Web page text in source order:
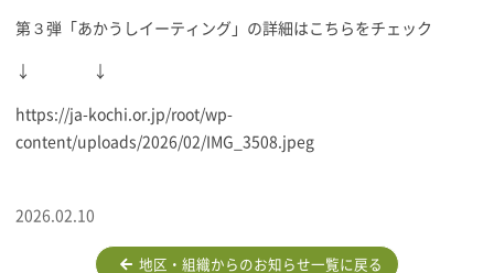
第３弾「あかうしイーティング」の詳細はこちらをチェック
↓ ↓
https://ja-kochi.or.jp/root/wp-
content/uploads/2026/02/IMG_3508.jpeg
2026.02.10
地区・組織からのお知らせ一覧に戻る